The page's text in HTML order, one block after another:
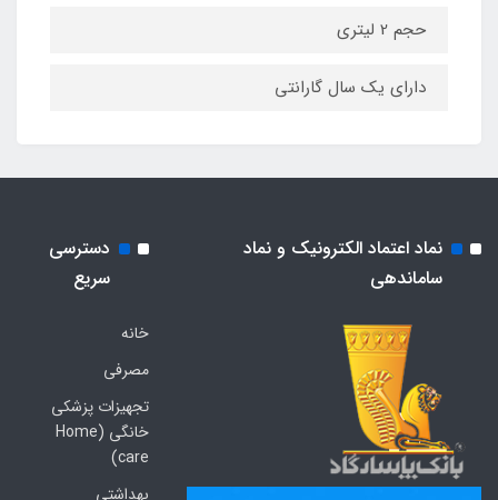
حجم 2 لیتری
دارای یک سال گارانتی
نماد اعتماد الکترونیک و نماد
ساماندهی
دسترسی
سریع
خانه
مصرفی
تجهیزات پزشکی
خانگی (Home
care)
بهداشتی